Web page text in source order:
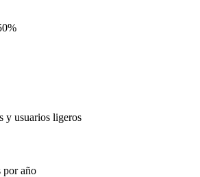
y usuarios ligeros
por año